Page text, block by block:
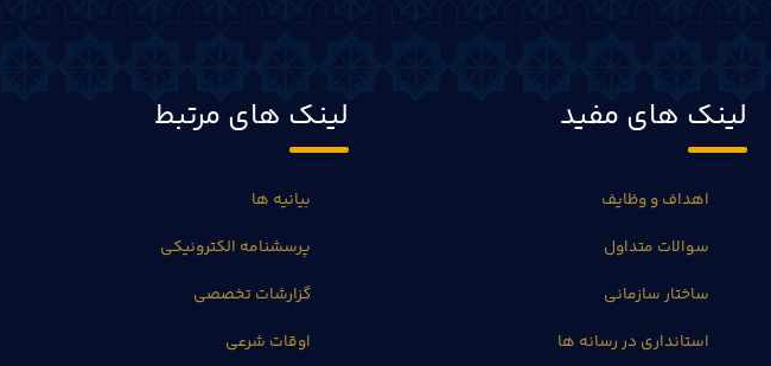
لینک های مفید
اهداف و وظایف
سوالات متداول
ساختار سازمانی
استانداری در رسانه ها
لینک های مرتبط
بیانیه ها
پرسشنامه الکترونیکی
گزارشات تخصصی
اوقات شرعی